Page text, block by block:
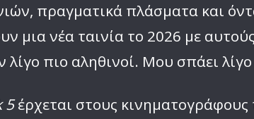
πραγματικά πλάσματα και
μια νέα ταινία το 2026 με
λίγο πιο αληθινοί. Μου σπάει
5έρχεται στους